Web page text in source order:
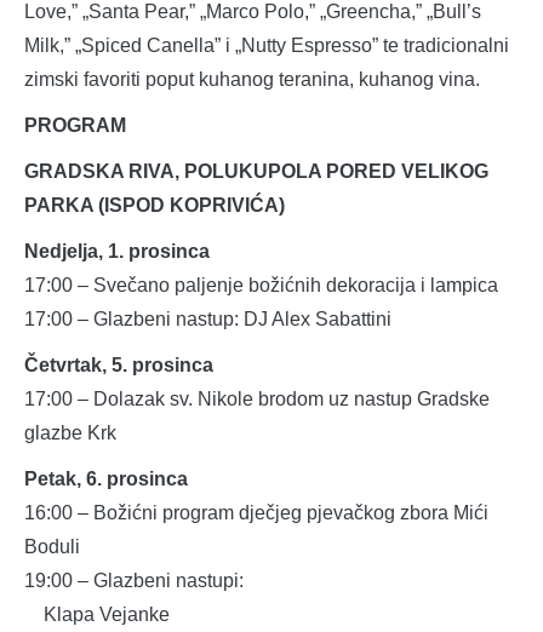
Love,” „Santa Pear,” „Marco Polo,” „Greencha,” „Bull’s
Milk,” „Spiced Canella” i „Nutty Espresso” te tradicionalni
zimski favoriti poput kuhanog teranina, kuhanog vina.
PROGRAM
GRADSKA RIVA, POLUKUPOLA PORED VELIKOG
PARKA (ISPOD KOPRIVIĆA)
Nedjelja, 1. prosinca
17:00 – Svečano paljenje božićnih dekoracija i lampica
17:00 – Glazbeni nastup: DJ Alex Sabattini
Četvrtak, 5. prosinca
17:00 – Dolazak sv. Nikole brodom uz nastup Gradske
glazbe Krk
Petak, 6. prosinca
16:00 – Božićni program dječjeg pjevačkog zbora Mići
Boduli
19:00 – Glazbeni nastupi:
Klapa Vejanke